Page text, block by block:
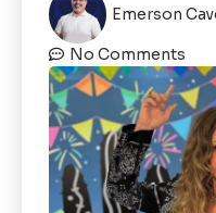
Emerson
No Comments